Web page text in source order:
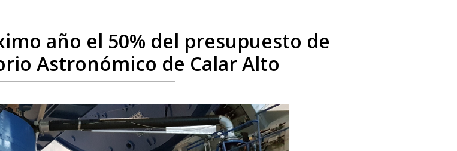
año el 50% del presupuesto de
Astronómico de Calar Alto